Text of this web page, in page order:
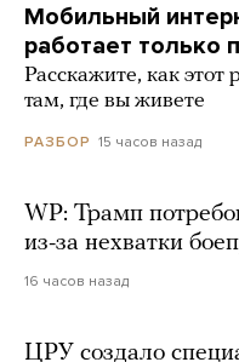
Мобильный
работает только
Расскажите, как
там, где вы живете
РАЗБОР 15 часов назад
WP: Трамп
из-за нехватки
16 часов назад
ЦРУ создало